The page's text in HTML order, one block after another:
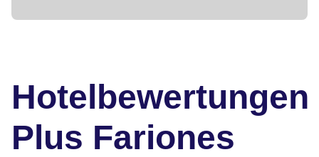
Hotelbewertungen
Plus Fariones